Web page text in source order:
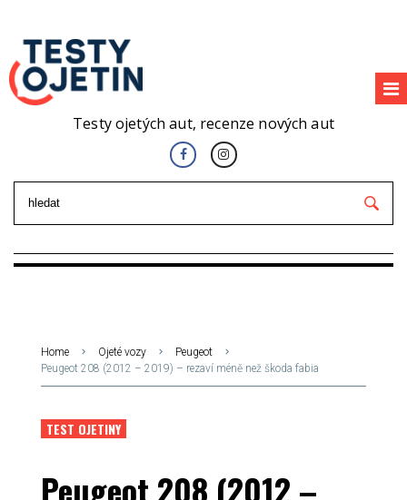
Testy ojetých aut, recenze nových aut
Home Ojeté vozy
Peugeot
Peugeot 208 (2012 – 2019) – rezaví méně než škoda fabia
TEST OJETINY
Peugeot 208 (2012 –